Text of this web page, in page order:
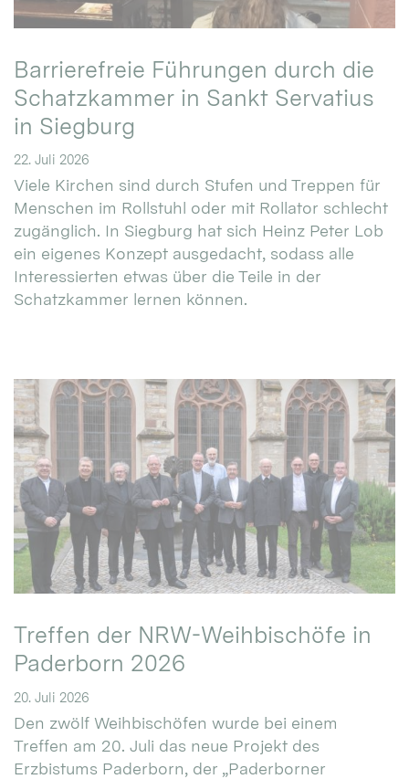
Barrierefreie Führungen durch die
Schatzkammer in Sankt Servatius
in Siegburg
22. Juli 2026
Viele Kirchen sind durch Stufen und Treppen für
Menschen im Rollstuhl oder mit Rollator schlecht
zugänglich. In Siegburg hat sich Heinz Peter Lob
ein eigenes Konzept ausgedacht, sodass alle
Interessierten etwas über die Teile in der
Schatzkammer lernen können.
Treffen der NRW-Weihbischöfe in
Paderborn 2026
20. Juli 2026
Den zwölf Weihbischöfen wurde bei einem
Treffen am 20. Juli das neue Projekt des
Erzbistums Paderborn, der „Paderborner